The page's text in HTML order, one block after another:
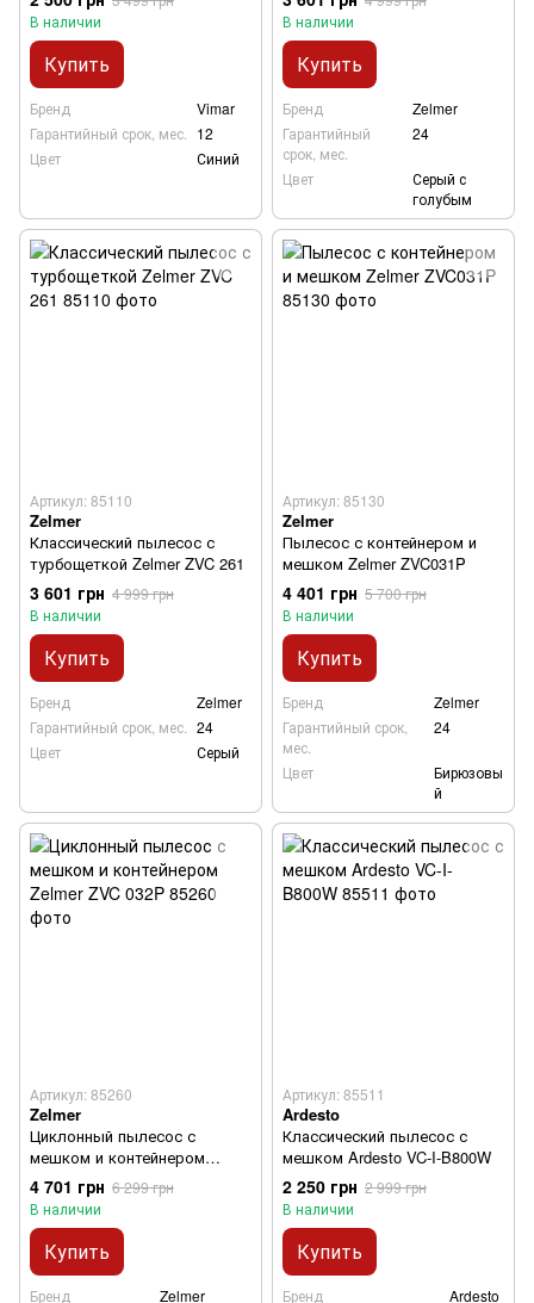
В наличии
Купить
Бренд
Vimar
Гарантийный срок, мес.
12
Цвет
Синий
В наличии
Купить
Бренд
Zelmer
Гарантийный
срок, мес.
24
Цвет
Серый с
голубым
Артикул: 85110
Zelmer
Классический пылесос с
турбощеткой Zelmer ZVC 261
3 601 грн 4 999 грн
В наличии
Купить
Бренд
Zelmer
Гарантийный срок, мес.
24
Цвет
Серый
Артикул: 85130
Zelmer
Пылесос с контейнером и
мешком Zelmer ZVC031P
4 401 грн 5 700 грн
В наличии
Купить
Бренд
Zelmer
Гарантийный срок,
мес.
24
Цвет
Бирюзовы
й
Артикул: 85260
Zelmer
Циклонный пылесос с
мешком и контейнером
Zelmer ZVC 032P
4 701 грн 6 299 грн
В наличии
Купить
Бренд
Zelmer
Артикул: 85511
Ardesto
Классический пылесос с
мешком Ardesto VC-I-B800W
2 250 грн 2 999 грн
В наличии
Купить
Бренд
Ardesto